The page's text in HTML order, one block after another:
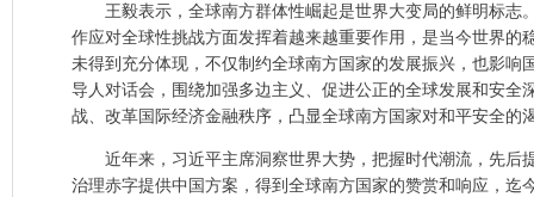
王毅表示，全球南方群体性崛起是世界大变局的鲜明标
作应对全球性挑战方面发挥着越来越重要作用，是当今世界
未得到充分体现，不仅制约全球南方国家的发展振兴，也影响
导人对话会，围绕加强多边主义、促进公正的全球发展和安
战、改革国际经济金融秩序，凸显全球南方国家对和平安全的
近年来，习近平主席洞察世界大势，把握时代潮流，先
治理赤字提供中国方案，得到全球南方国家的赞赏和响应，迄